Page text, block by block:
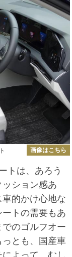
画像はこちら
トは、あろう
ション感あ
的かけ心地な
トの需要もあ
のゴルフオー
とも、国産車